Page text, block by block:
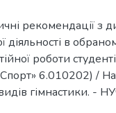
рекомендації з
діяльності в
роботи
6.010202) /
гімнастики. -